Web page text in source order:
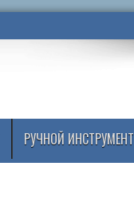
РУЧНОЙ ИНСТРУМЕНТ